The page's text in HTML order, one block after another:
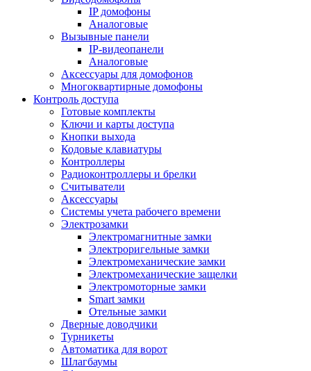
IP домофоны
Аналоговые
Вызывные панели
IP-видеопанели
Аналоговые
Аксессуары для домофонов
Многоквартирные домофоны
Контроль доступа
Готовые комплекты
Ключи и карты доступа
Кнопки выхода
Кодовые клавиатуры
Контроллеры
Радиоконтроллеры и брелки
Считыватели
Аксессуары
Системы учета рабочего времени
Электрозамки
Электромагнитные замки
Электроригельные замки
Электромеханические замки
Электромеханические защелки
Электромоторные замки
Smart замки
Отельные замки
Дверные доводчики
Турникеты
Автоматика для ворот
Шлагбаумы